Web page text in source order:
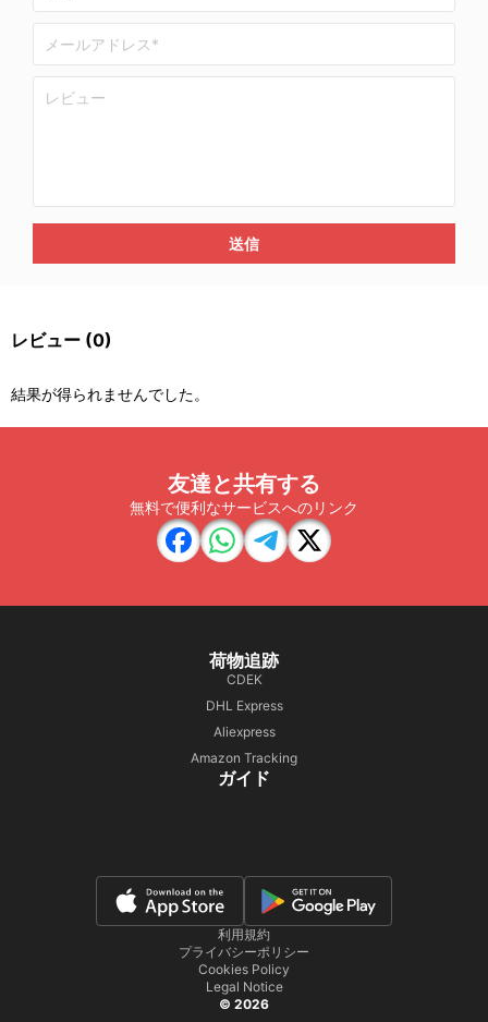
送信
レビュー (0)
結果が得られませんでした。
友達と共有する
無料で便利なサービスへのリンク
荷物追跡
CDEK
DHL Express
Aliexpress
Amazon Tracking
ガイド
利用規約
プライバシーポリシー
Cookies Policy
Legal Notice
© 2026